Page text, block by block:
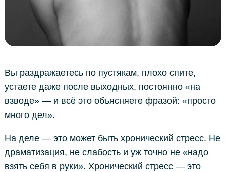
Вы раздражаетесь по пустякам, плохо спите,
устаете даже после выходных, постоянно «на
взводе» — и всё это объясняете фразой: «просто
много дел».
На деле — это может быть хронический стресс. Не
драматизация, не слабость и уж точно не «надо
взять себя в руки». Хронический стресс — это